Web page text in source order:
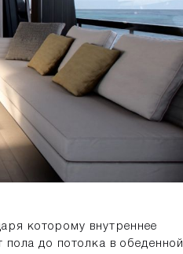
которому внутреннее
до потолка в обеденной